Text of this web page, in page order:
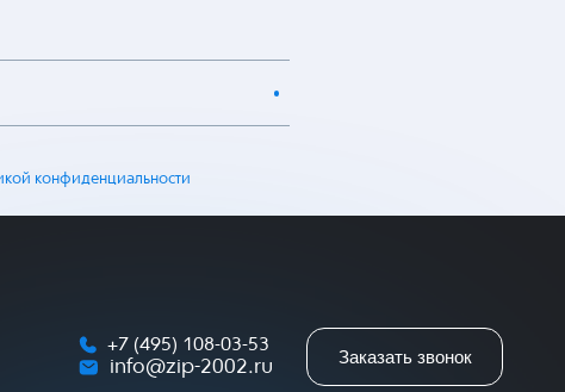
конфиденциальности
+7 (495) 108-03-53
info@zip-2002.ru
Заказать звонок